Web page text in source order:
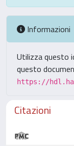
Informazioni
Utilizza questo
questo
https://
Citazioni